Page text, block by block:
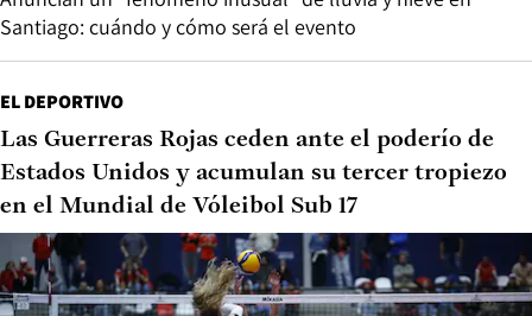
Santiago: cuándo y cómo será el evento
EL DEPORTIVO
Las Guerreras Rojas ceden ante el poderío de
Estados Unidos y acumulan su tercer tropiezo
en el Mundial de Vóleibol Sub 17